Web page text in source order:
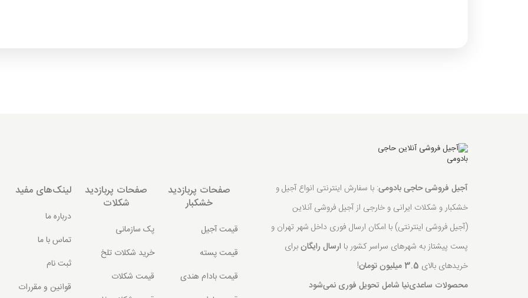
آجیل فروشی حاجی بادومی: با سفارش اینترنتی انواع آجیل و
خشکبار و شکلات ایرانی و خارجی از آجیل فروشی آنلاین
(آجیل فروشی اینترنتی) با امکان ارسال فوری داخل شهر تهران و
پست پیشتاز به شهرهای سراسر کشور با ارسال رایگانبرای
خریدهای بالای 3.5 میلیون تومان
!
محصولات ساعدی‌نیا شامل تحویل فوری نمی‌شود
صفحات پربازدید
خشکبار
قیمت آجیل
قیمت پسته
قیمت بادام هندی
صفحات پربازدید
شکلات
پک سازمانی
خرید شکلات تلخ
قیمت شکلات
لینک‌های مفید
درباره ما
تماس با ما
ثبت نام
قوانین و مقررات